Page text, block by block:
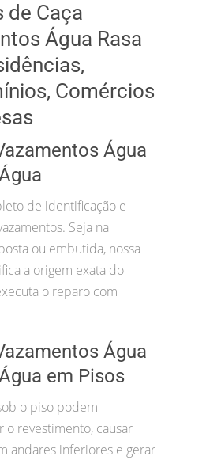
de Caça
Água Rasa
Comércios
Água
de identificação e
Seja na
ou embutida, nossa
a origem exata do
o reparo com
Água
em Pisos
o piso podem
revestimento, causar
andares inferiores e gerar